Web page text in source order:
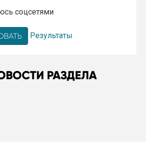
соцсетями
Результаты
РАЗДЕЛА